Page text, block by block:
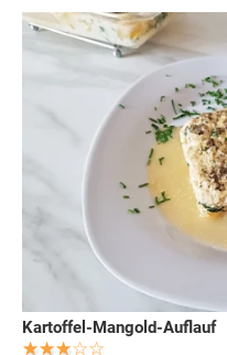
Kartoffel-Mangold-Auflauf